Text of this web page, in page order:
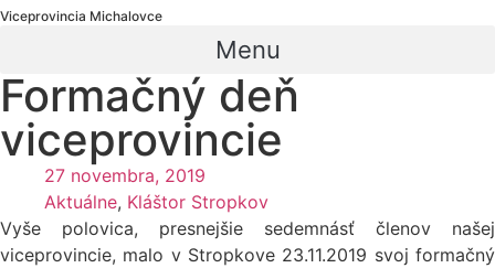
Viceprovincia Michalovce
Menu
Formačný deň
viceprovincie
27 novembra, 2019
Aktuálne, Kláštor Stropkov
Vyše polovica, presnejšie sedemnásť členov našej
viceprovincie, malo v Stropkove 23.11.2019 svoj formačný